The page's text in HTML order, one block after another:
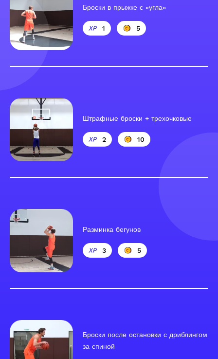
Броски в прыжке с «угла»
1 5
Штрафные броски + трехочковые
2 10
Разминка бегунов
3 5
Броски после остановки с дриблингом
за спиной